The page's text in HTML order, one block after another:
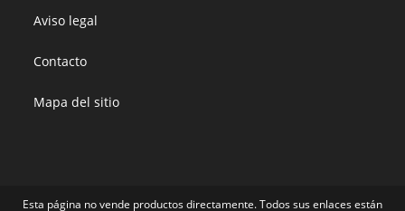
Aviso legal
Contacto
Mapa del sitio
Esta página no vende productos directamente. Todos sus enlaces están